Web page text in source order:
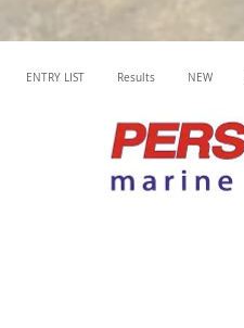
ENTRY LIST Results NEW